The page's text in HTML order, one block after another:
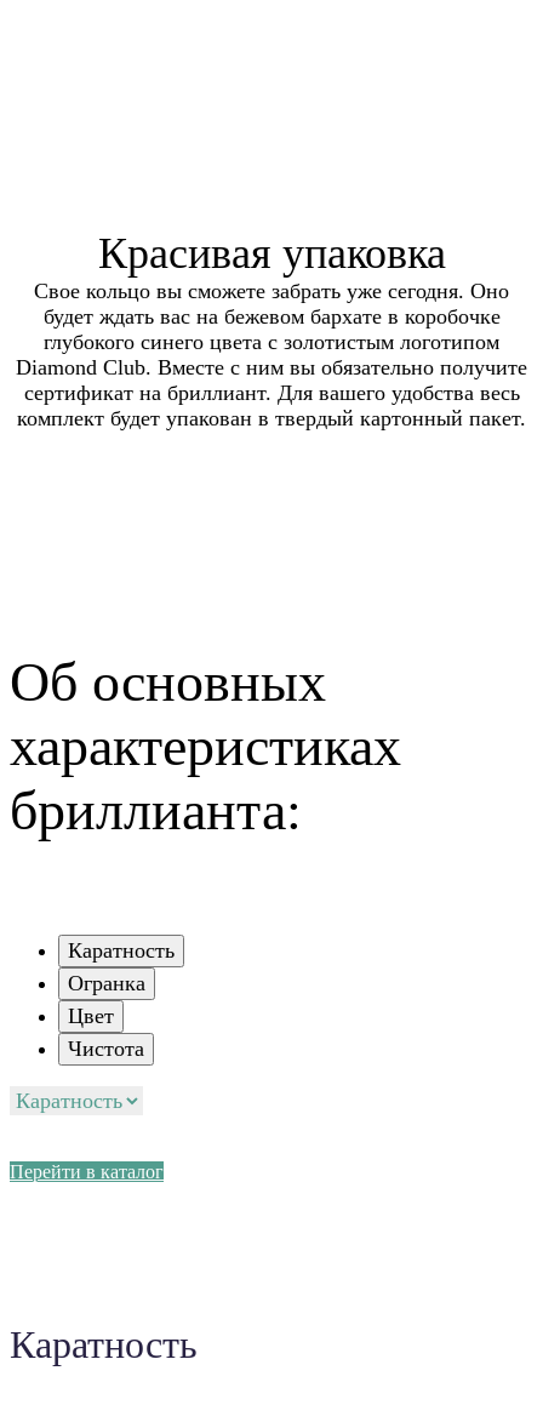
Красивая упаковка
Свое кольцо вы сможете забрать уже сегодня. Оно
будет ждать вас на бежевом бархате в коробочке
глубокого синего цвета с золотистым логотипом
Diamond Club. Вместе с ним вы обязательно получите
сертификат на бриллиант. Для вашего удобства весь
комплект будет упакован в твердый картонный пакет.
Об основных
характеристиках
бриллианта:
Каратность
Огранка
Цвет
Чистота
Перейти в каталог
Каратность